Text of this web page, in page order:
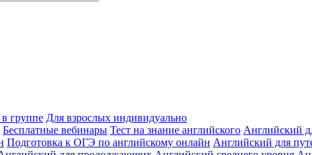
группе Для взрослых индивидуально
Бесплатные вебинары Тест на знание английского Английский
Подготовка к ОГЭ по английскому онлайн Английский для